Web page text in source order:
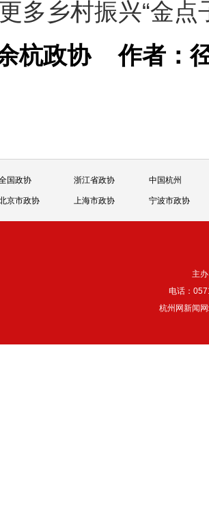
多乡村振兴“金点
余杭政协作者：
国政协 浙江省政协 中国杭州
京市政协 上海市政协 宁波市政协
主
电话：
杭州网新闻